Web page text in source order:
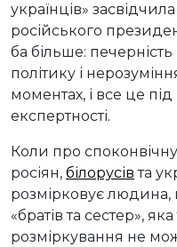
українців»
російського
ба більше:
політику і
моментах, і все це
експертності.
Коли про
росіян, білорусів та
розмірковує людина,
«братів та сестер»,
розміркування не